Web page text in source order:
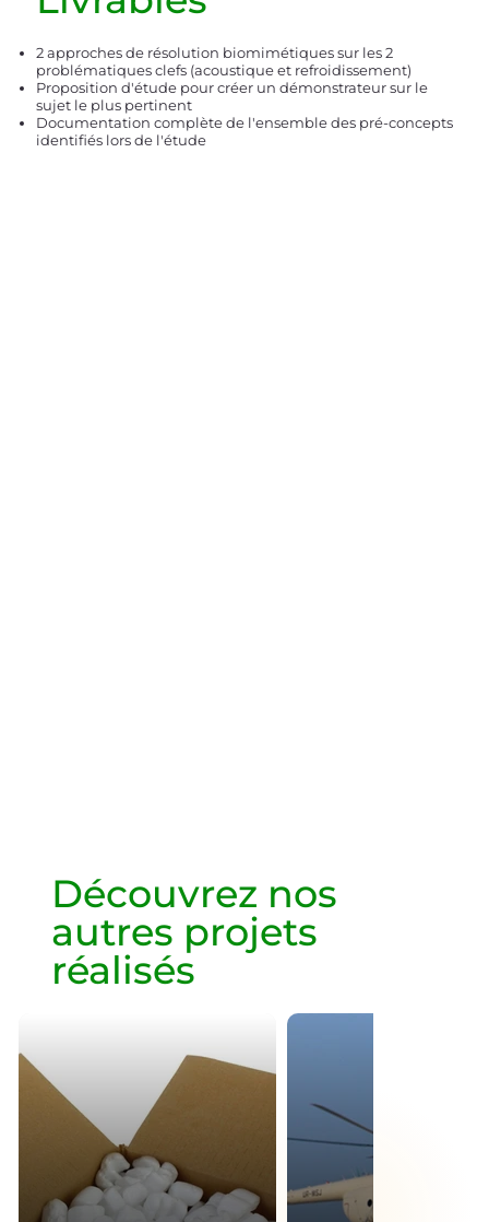
2 approches de résolution biomimétiques sur les 2
problématiques clefs (acoustique et refroidissement)
Proposition d'étude pour créer un démonstrateur sur le
sujet le plus pertinent
Documentation complète de l'ensemble des pré-concepts
identifiés lors de l'étude
Découvrez nos
autres projets
réalisés